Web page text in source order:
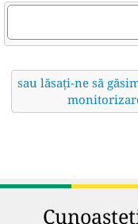
sau lăsați-ne să